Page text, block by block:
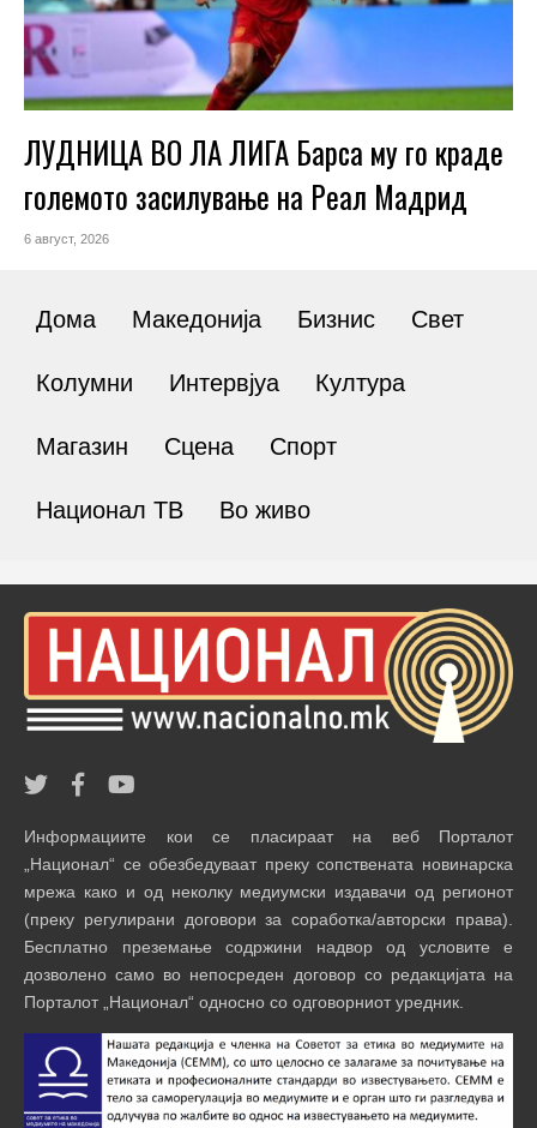
ЛУДНИЦА ВО ЛА ЛИГА Барса му го краде
големото засилување на Реал Мадрид
6 август, 2026
Дома Македонија Бизнис Свет
Колумни Интервјуа Култура
Магазин Сцена Спорт
Национал ТВ Во живо
Информациите кои се пласираат на веб Порталот
„Национал“ се обезбедуваат преку сопствената новинарска
мрежа како и од неколку медиумски издавачи од регионот
(преку регулирани договори за соработка/авторски права).
Бесплатно преземање содржини надвор од условите е
дозволено само во непосреден договор со редакцијата на
Порталот „Национал“ односно со одговорниот уредник.